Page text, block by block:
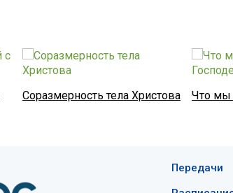
Соразмерность тела Христова Что мы
Передачи